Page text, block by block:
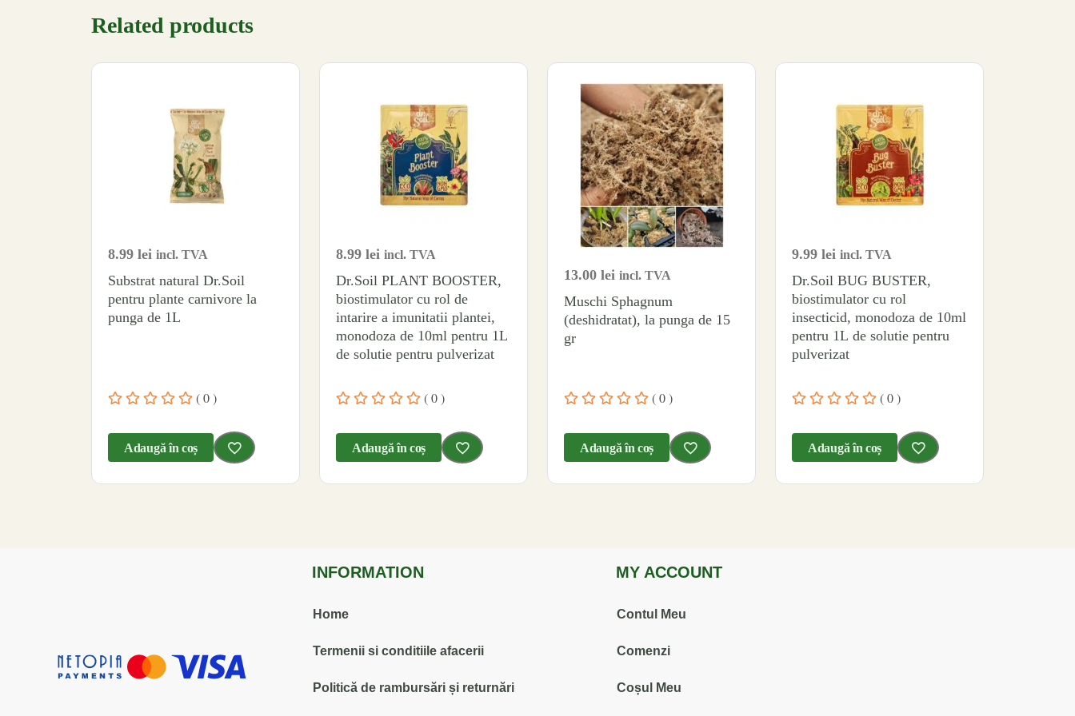
Related products
8.99 lei incl. TVA
Substrat natural Dr.Soil
pentru plante carnivore la
punga de 1L
( 0 )
Adaugă în coș
8.99 lei incl. TVA
Dr.Soil PLANT BOOSTER,
biostimulator cu rol de
intarire a imunitatii plantei,
monodoza de 10ml pentru 1L
de solutie pentru pulverizat
( 0 )
Adaugă în coș
13.00 lei incl. TVA
Muschi Sphagnum
(deshidratat), la punga de 15
gr
( 0 )
Adaugă în coș
9.99 lei incl. TVA
Dr.Soil BUG BUSTER,
biostimulator cu rol
insecticid, monodoza de 10ml
pentru 1L de solutie pentru
pulverizat
( 0 )
Adaugă în coș
INFORMATION
Home
Termenii si conditiile afacerii
Politică de rambursări și returnări
MY ACCOUNT
Contul Meu
Comenzi
Coșul Meu